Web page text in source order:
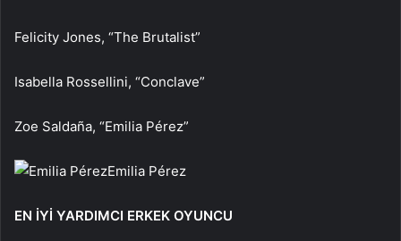
Felicity Jones, “The Brutalist”
Isabella Rossellini, “Conclave”
Zoe Saldaña, “Emilia Pérez”
Emilia Pérez
EN İYİ YARDIMCI ERKEK OYUNCU